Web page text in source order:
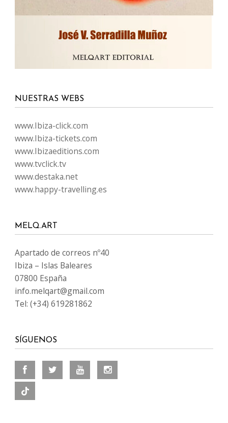
NUESTRAS WEBS
www.Ibiza-click.com
www.Ibiza-tickets.com
www.Ibizaeditions.com
www.tvclick.tv
www.destaka.net
www.happy-travelling.es
MELQ.ART
Apartado de correos nº40
Ibiza – Islas Baleares
07800 España
info.melqart@gmail.com
Tel: (+34) 619281862
SÍGUENOS